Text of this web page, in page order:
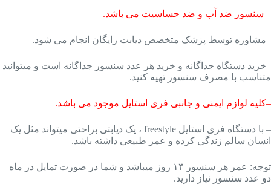
– سنسور ضد آب و ضد حساسیت می باشد.
–مشاوره توسط پزشک متخصص دیابت رایگان انجام می شود.
–خرید دستگاه جداگانه و خرید هر عدد سنسور جداگانه است و میتوانید
متناسب با مصرف سنسور تهیه کنید.
–کلیه لوازم ایمنی و جانبی فری استایل موجود می باشد.
– با دستگاه فری استایل freestyle ، یک دیابتی براحتی میتواند مثل یک
انسان سالم زندگی کرده و عمر طبیعی داشته باشد.
توجه: عمر هر سنسور ۱۴ روز میباشد و شما در صورت تمایل در ماه
دو عدد سنسور نیاز دارید.